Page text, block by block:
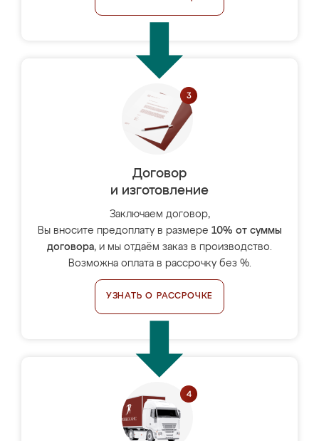
Договор
и изготовление
Заключаем договор,
Вы вносите предоплату в размере 10% от суммы
договора, и мы отдаём заказ в производство.
Возможна оплата в рассрочку без %.
УЗНАТЬ О РАССРОЧКЕ